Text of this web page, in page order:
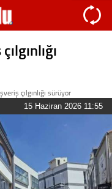
çılgınlığı sürüyor
15 Haziran 2026 11:55